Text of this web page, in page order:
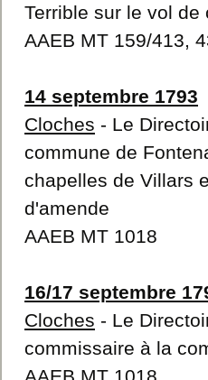
Terrible sur le vol
AAEB MT 159/413,
14 septembre 1793
Cloches - Le
commune de
chapelles de Villars
d'amende
AAEB MT 1018
16/17 septembre
Cloches - Le
commissaire à la
AAEB MT 1018